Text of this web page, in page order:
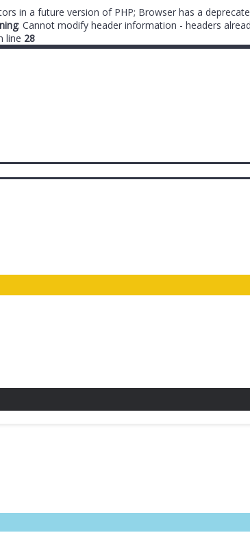
in a future version of PHP; Browser has a
: Cannot modify header information - headers
line 28